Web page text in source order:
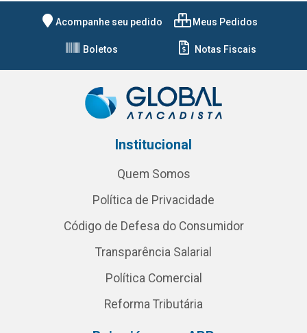
Acompanhe seu pedido Meus Pedidos
Boletos Notas Fiscais
Institucional
Quem Somos
Política de Privacidade
Código de Defesa do Consumidor
Transparência Salarial
Política Comercial
Reforma Tributária